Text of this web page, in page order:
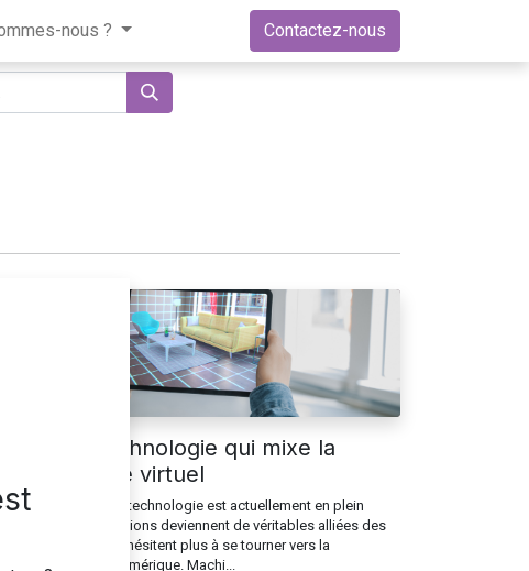
nous ? Contactez-nous
L'AR, la technologie qui mixe la
réalité et le virtuel
Le domaine de la technologie est actuellement en plein
essor. Les innovations deviennent de véritables alliées des
entreprises, qui n’hésitent plus à se tourner vers la
transformation numérique. Machi...